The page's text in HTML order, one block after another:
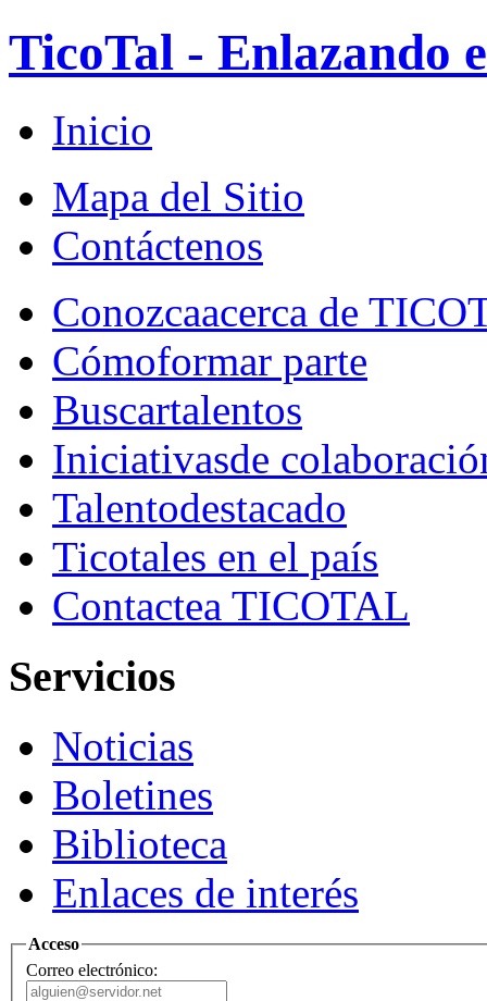
TicoTal - Enlazando
Inicio
Mapa del Sitio
Contáctenos
Conozcaacerca de
Cómoformar parte
Buscartalentos
Iniciativasde
Talentodestacado
Ticotales en el país
Contactea TICOTAL
Servicios
Noticias
Boletines
Biblioteca
Enlaces de interés
Acceso
Correo electrónico: